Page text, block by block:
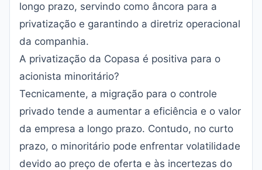
longo prazo, servindo como âncora para a
privatização e garantindo a diretriz operacional
da companhia.
A privatização da Copasa é positiva para o
acionista minoritário?
Tecnicamente, a migração para o controle
privado tende a aumentar a eficiência e o valor
da empresa a longo prazo. Contudo, no curto
prazo, o minoritário pode enfrentar volatilidade
devido ao preço de oferta e às incertezas do